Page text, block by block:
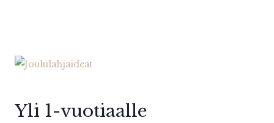
Yli 1-vuotiaalle